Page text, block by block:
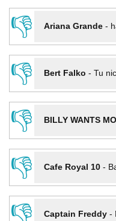
👎
Ariana Grande-
👎
Bert Falko - Tu
👎
BILLY WANTS
👎
Cafe Royal 10-
👎
Captain Freddy-